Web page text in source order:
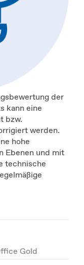
der
kann eine
bzw.
werden.
hohe
Ebenen und mit
technische
Gold